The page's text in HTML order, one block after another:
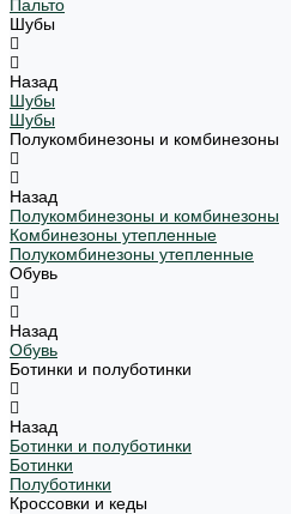
Пальто
Шубы
Назад
Шубы
Шубы
Полукомбинезоны и комбинезоны
Назад
Полукомбинезоны и комбинезоны
Комбинезоны утепленные
Полукомбинезоны утепленные
Обувь
Назад
Обувь
Ботинки и полуботинки
Назад
Ботинки и полуботинки
Ботинки
Полуботинки
Кроссовки и кеды